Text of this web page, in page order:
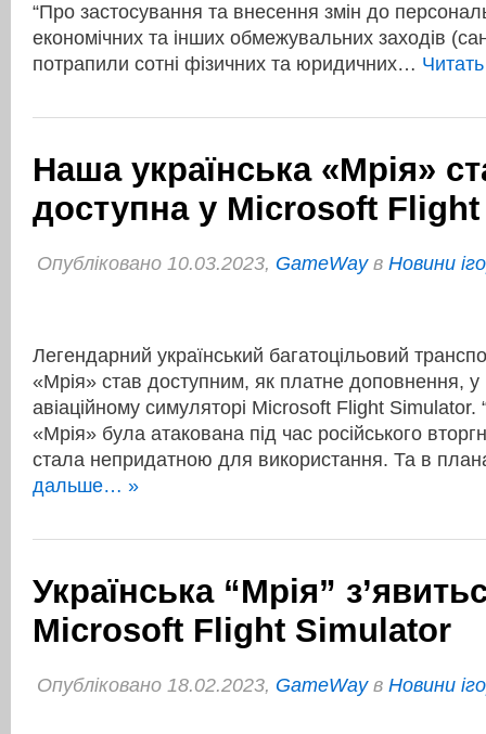
“Про застосування та внесення змін до
економічних та інших обмежувальних заходів
потрапили сотні фізичних та юридичних…
Наша українська «Мрія»
доступна у Microsoft
Опубліковано 10.03.2023, GameWayв Новини
Легендарний український багатоцільовий
«Мрія» став доступним, як платне доповнення, у
авіаційному симуляторі Microsoft Flight Simulator.
«Мрія» була атакована під час російського
стала непридатною для використання. Та в
дальше… »
Українська “Мрія”
Microsoft Flight Simulator
Опубліковано 18.02.2023, GameWayв Новини